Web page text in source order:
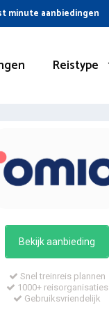
minute aanbiedingen
Reistype
Bekijk aanbieding
Snel treinreis plannen
1000+ reisorganisaties
Gebruiksvriendelijk